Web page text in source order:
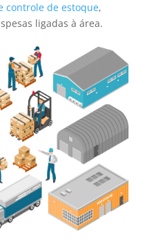
controle de estoque,
ligadas à área.